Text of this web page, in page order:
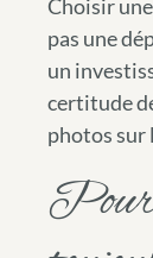
Choisir
pas une
un
certitude
photos sur